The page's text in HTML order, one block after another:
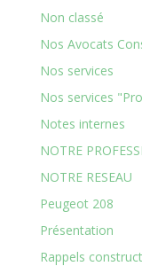
Non classé
Nos Avocats
Nos services
Nos services
Notes internes
NOTRE
NOTRE RESEAU
Peugeot 208
Présentation
Rappels